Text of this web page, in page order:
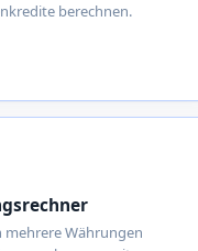
berechnen.
mehrere Währungen